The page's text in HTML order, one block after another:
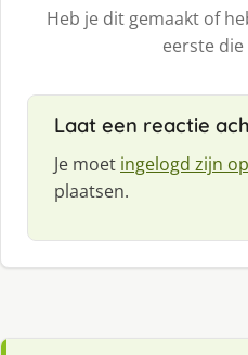
Heb je dit gemaakt of
eerste
Laat een reactie
Je moet ingelogd zijn op
plaatsen.